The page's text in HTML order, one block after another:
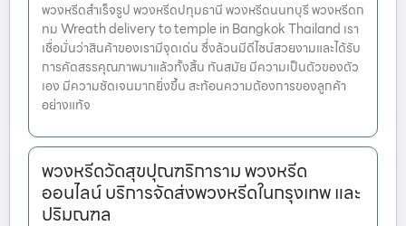
พวงหรีดสำเร็จรูป พวงหรีดปทุมธานี พวงหรีดนนทบุรี พวงหรีดก
ทม Wreath delivery to temple in Bangkok Thailand เรา
เชื่อมั่นว่าสินค้าของเรามีจุดเด่น ซึ่งล้วนมีดีไซน์สวยงามและได้รับ
การคัดสรรคุณภาพมาแล้วทั้งสิ้น ทันสมัย มีความเป็นตัวของตัว
เอง มีความชัดเจนมากยิ่งขึ้น สะท้อนความต้องการของลูกค้า
อย่างแท้จ
พวงหรีดวัดสุขปุณฑริการาม พวงหรีด
ออนไลน์ บริการจัดส่งพวงหรีดในกรุงเทพ และ
ปริมณฑล